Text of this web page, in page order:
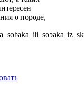
о породе,